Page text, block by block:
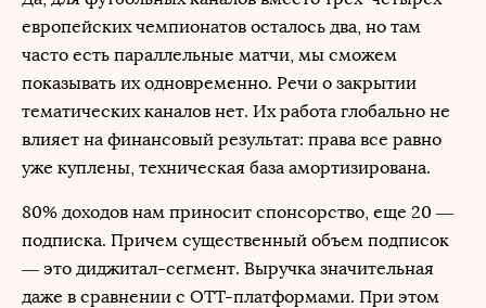
европейских чемпионатов осталось два, но там
часто есть параллельные матчи, мы сможем
показывать их одновременно. Речи о закрытии
тематических каналов нет. Их работа глобально не
влияет на финансовый результат: права все равно
уже куплены, техническая база амортизирована.
80% доходов нам приносит спонсорство, еще 20 —
подписка. Причем существенный объем подписок
— это диджитал-сегмент. Выручка значительная
даже в сравнении с OTT-платформами. При этом